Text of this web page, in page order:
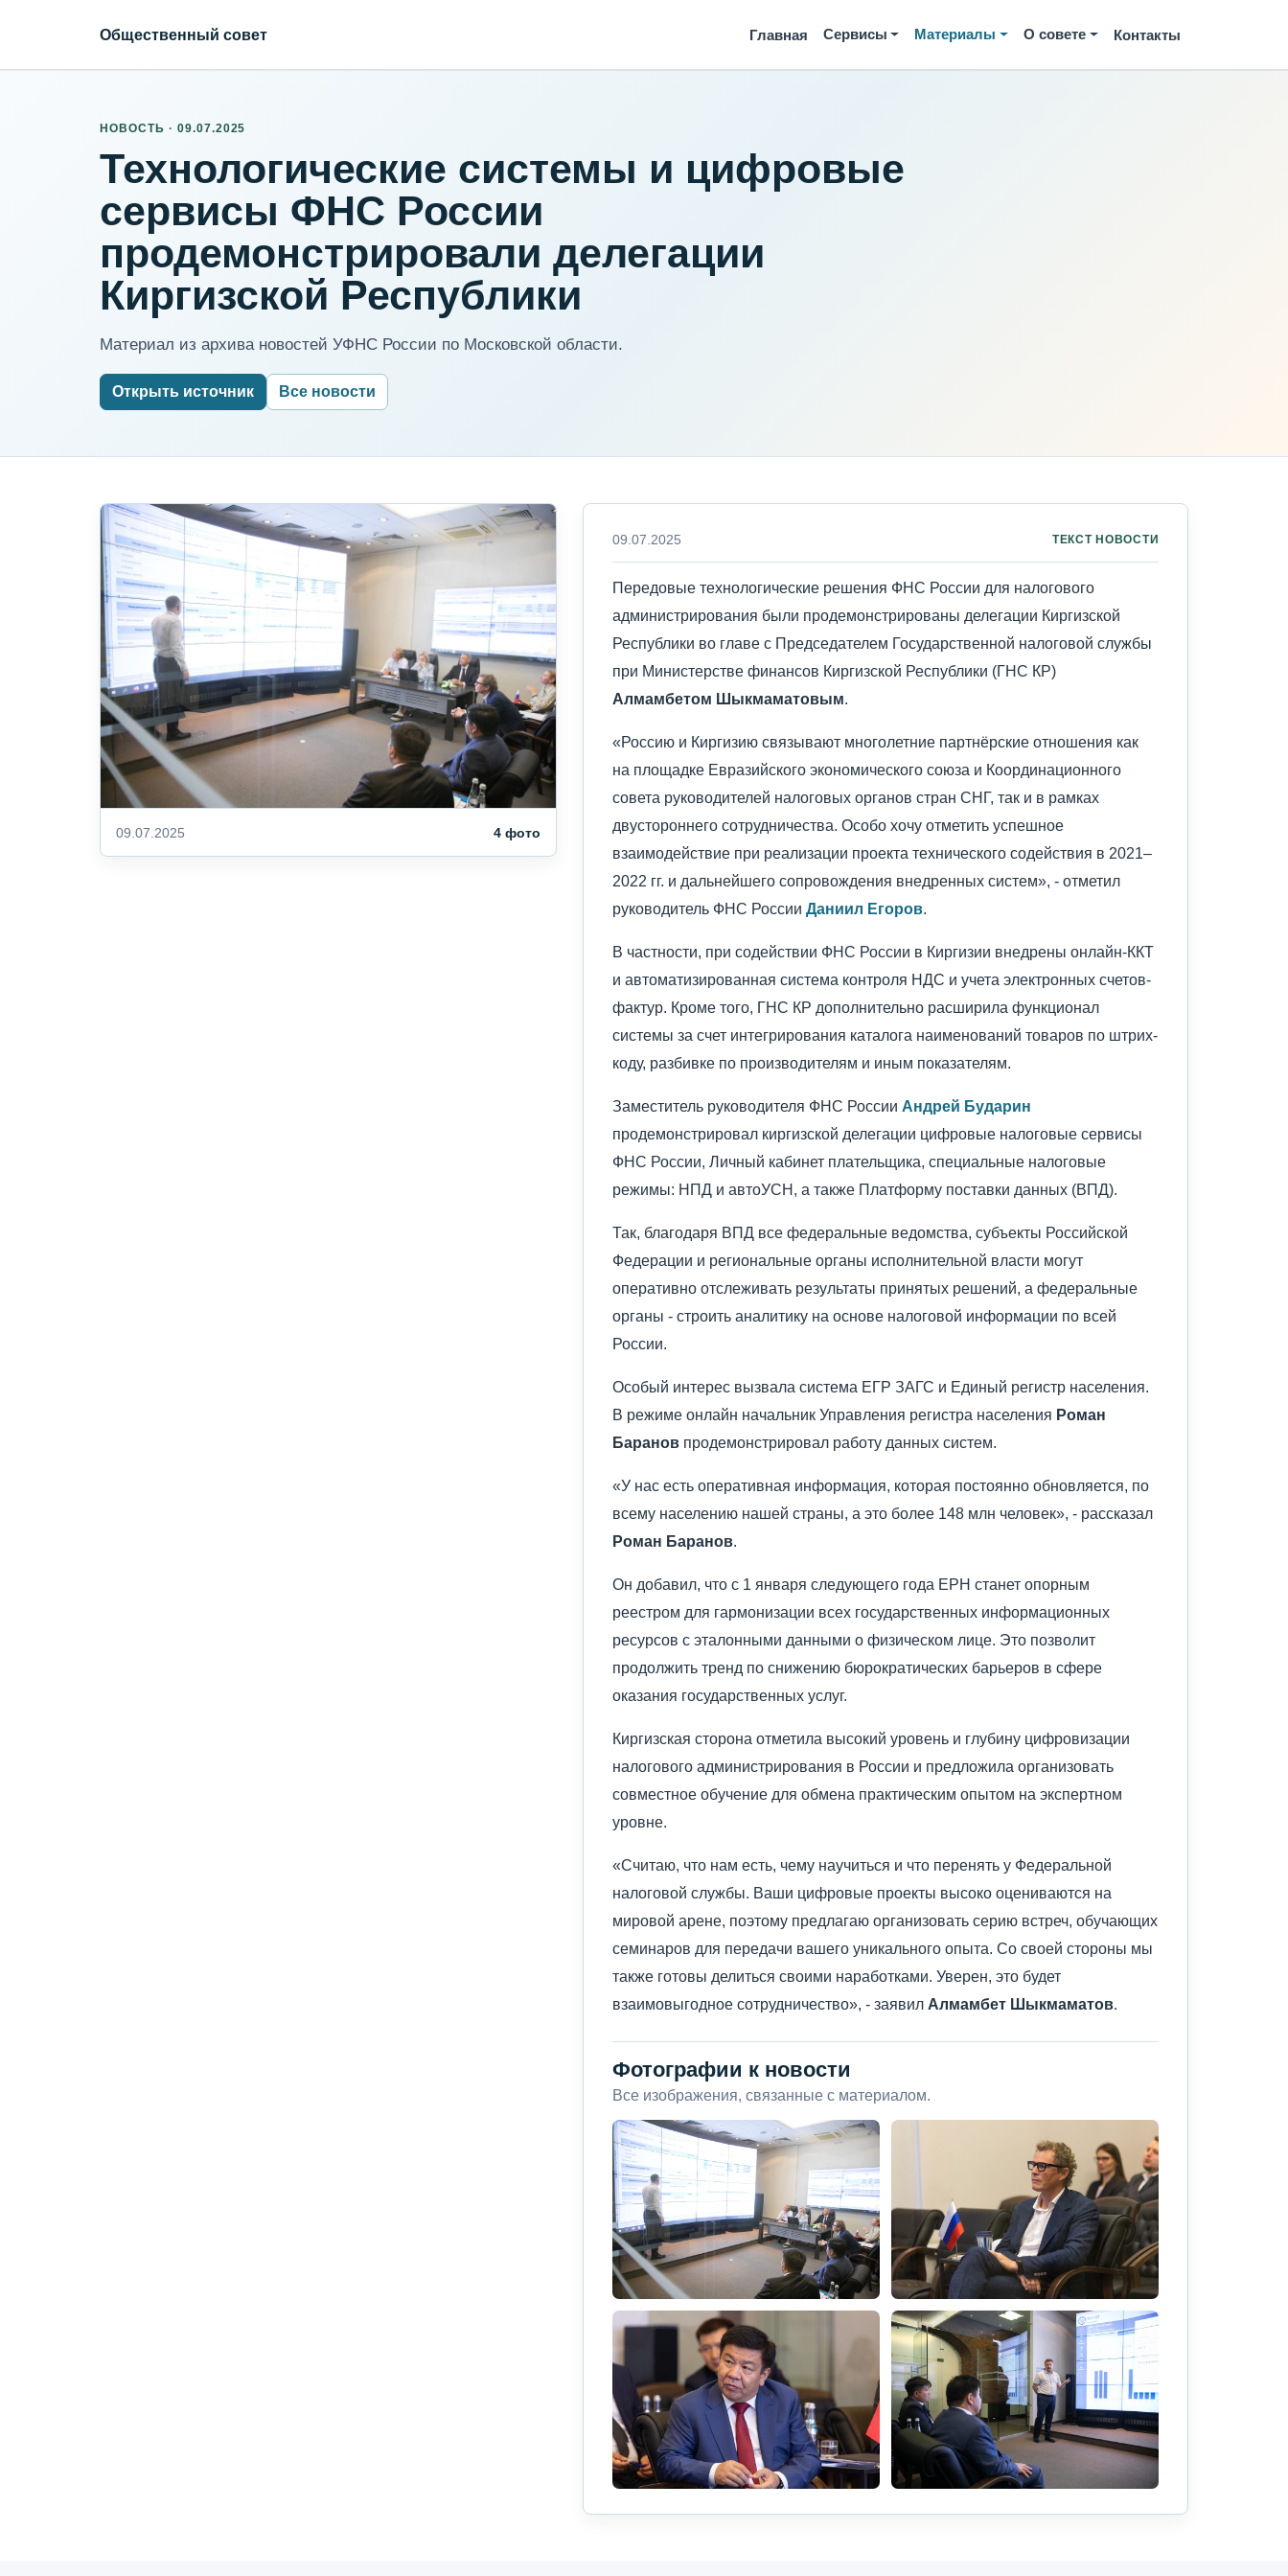
Общественный совет Главная Сервисы Материалы О совете Контакты
НОВОСТЬ · 09.07.2025
Технологические системы и цифровые
сервисы ФНС России
продемонстрировали делегации
Киргизской Республики
Материал из архива новостей УФНС России по Московской области.
Открыть источник Все новости
09.07.2025 4 фото
09.07.2025 ТЕКСТ НОВОСТИ
Передовые технологические решения ФНС России для налогового
администрирования были продемонстрированы делегации Киргизской
Республики во главе с Председателем Государственной налоговой службы
при Министерстве финансов Киргизской Республики (ГНС КР)
Алмамбетом Шыкмаматовым
«Россию и Киргизию связывают многолетние партнёрские отношения как
на площадке Евразийского экономического союза и Координационного
совета руководителей налоговых органов стран СНГ, так и в рамках
двустороннего сотрудничества. Особо хочу отметить успешное
взаимодействие при реализации проекта технического содействия в 2021–
2022 гг. и дальнейшего сопровождения внедренных систем», - отметил
руководитель ФНС России Даниил Егоров.
В частности, при содействии ФНС России в Киргизии внедрены онлайн-ККТ
и автоматизированная система контроля НДС и учета электронных счетов-
фактур. Кроме того, ГНС КР дополнительно расширила функционал
системы за счет интегрирования каталога наименований товаров по штрих-
коду, разбивке по производителям и иным показателям.
Заместитель руководителя ФНС России Андрей Бударин
продемонстрировал киргизской делегации цифровые налоговые сервисы
ФНС России, Личный кабинет плательщика, специальные налоговые
режимы: НПД и автоУСН, а также Платформу поставки данных (ВПД).
Так, благодаря ВПД все федеральные ведомства, субъекты Российской
Федерации и региональные органы исполнительной власти могут
оперативно отслеживать результаты принятых решений, а федеральные
органы - строить аналитику на основе налоговой информации по всей
России.
Особый интерес вызвала система ЕГР ЗАГС и Единый регистр населения.
В режиме онлайн начальник Управления регистра населения Роман
Барановпродемонстрировал работу данных систем.
«У нас есть оперативная информация, которая постоянно обновляется, по
всему населению нашей страны, а это более 148 млн человек», - рассказал
Роман Баранов.
Он добавил, что с 1 января следующего года ЕРН станет опорным
реестром для гармонизации всех государственных информационных
ресурсов с эталонными данными о физическом лице. Это позволит
продолжить тренд по снижению бюрократических барьеров в сфере
оказания государственных услуг.
Киргизская сторона отметила высокий уровень и глубину цифровизации
налогового администрирования в России и предложила организовать
совместное обучение для обмена практическим опытом на экспертном
уровне.
«Считаю, что нам есть, чему научиться и что перенять у Федеральной
налоговой службы. Ваши цифровые проекты высоко оцениваются на
мировой арене, поэтому предлагаю организовать серию встреч, обучающих
семинаров для передачи вашего уникального опыта. Со своей стороны мы
также готовы делиться своими наработками. Уверен, это будет
взаимовыгодное сотрудничество», - заявил Алмамбет Шыкмаматов.
Фотографии к новости
Все изображения, связанные с материалом.